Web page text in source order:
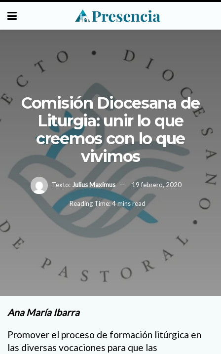
Comisión Diocesana de
Liturgia: unir lo que
creemos con lo que
vivimos
Texto: Julius Maximus 19 febrero, 2020
Reading Time: 4 mins read
Ana María Ibarra
Promover el proceso de formación litúrgica en
las diversas vocaciones para que las